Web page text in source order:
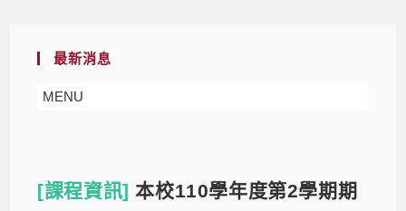
最新消息
MENU
[課程資訊]本校110學年度第2學期期